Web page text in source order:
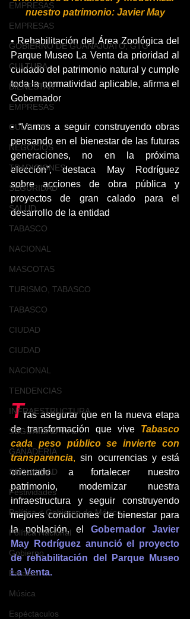
EMPRESAS
EMPRESAS
GOBIERNO DE GUANAJUATO, GTO
CULTURA
BIENESTAR
EMPRESAS
CULTURA
NEGOCIOS
TRADICIONES
SEGURIDAD
SALUD
TABASCO
NACIONAL
MASCOTAS
TURISMO, TABASCO
TABASCO
CIUDAD
CIUDAD
NACIONAL
TENDENCIAS
INFRAESTRUCTURA
SEGURIDAD VIAL
GANADERIA
SEGURIDAD
Festividades
Política < Gobierno de México
Política Nacional
Gobierno
Paraiso
Música
Espéctaculos
nuestro patrimonio: Javier May
• Rehabilitación del Área Zoológica del
Parque Museo La Venta da prioridad al
cuidado del patrimonio natural y cumple
toda la normatividad aplicable, afirma el
Gobernador
• “Vamos a seguir construyendo obras
pensando en el bienestar de las futuras
generaciones, no en la próxima
elección”, destaca May Rodríguez
sobre acciones de obra pública y
proyectos de gran calado para el
desarrollo de la entidad
Tras asegurar que en la nueva etapa
de transformación que vive Tabasco
cada peso público se invierte con
transparencia, sin ocurrencias y está
orientado a fortalecer nuestro
patrimonio, modernizar nuestra
infraestructura y seguir construyendo
mejores condiciones de bienestar para
la población, el Gobernador Javier
May Rodríguez anunció el proyecto
de rehabilitación del Parque Museo
La Venta.